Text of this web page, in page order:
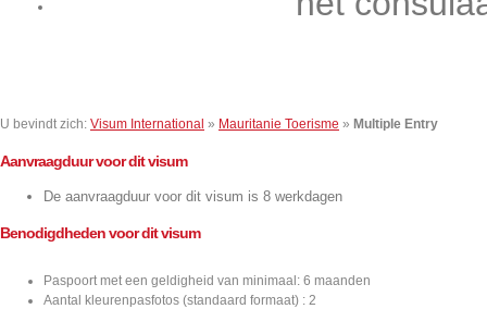
U bevindt zich: Visum International » Mauritanie Toerisme » Multiple Entry
Aanvraagduur voor dit visum
De aanvraagduur voor dit visum is 8 werkdagen
Benodigdheden voor dit visum
Paspoort met een geldigheid van minimaal: 6 maanden
Aantal kleurenpasfotos (standaard formaat) : 2